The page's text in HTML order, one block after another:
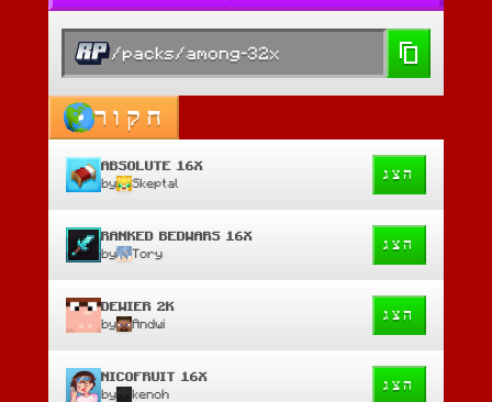
/packs/among-32x
חקור
ABSOLUTE 16X
by Skeptal
הצג
RANKED BEDWARS 16X
by Tory
הצג
DEWIER 2K
by Andwi
הצג
NICOFRUIT 16X
by kenoh
הצג